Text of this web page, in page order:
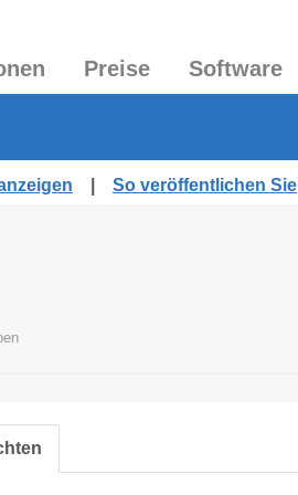
Preise Software
So veröffentlichen Sie